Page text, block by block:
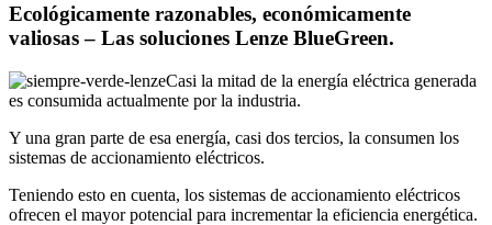
Ecológicamente razonables, económicamente
valiosas – Las soluciones Lenze BlueGreen.
Casi la mitad de la energía eléctrica generada
es consumida actualmente por la industria.
Y una gran parte de esa energía, casi dos tercios, la consumen los
sistemas de accionamiento eléctricos.
Teniendo esto en cuenta, los sistemas de accionamiento eléctricos
ofrecen el mayor potencial para incrementar la eficiencia energética.